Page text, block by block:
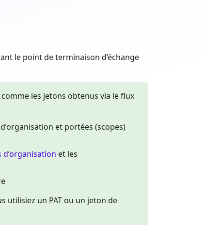
le point de terminaison d’échange
comme les jetons obtenus via le flux
et portées (scopes)
et les
utilisiez un PAT ou un jeton de